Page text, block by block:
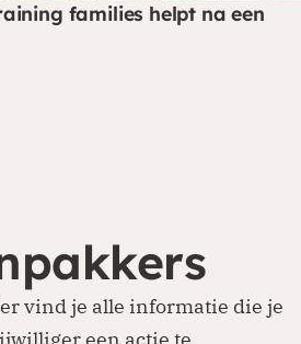
families helpt na een
vind je alle informatie die je